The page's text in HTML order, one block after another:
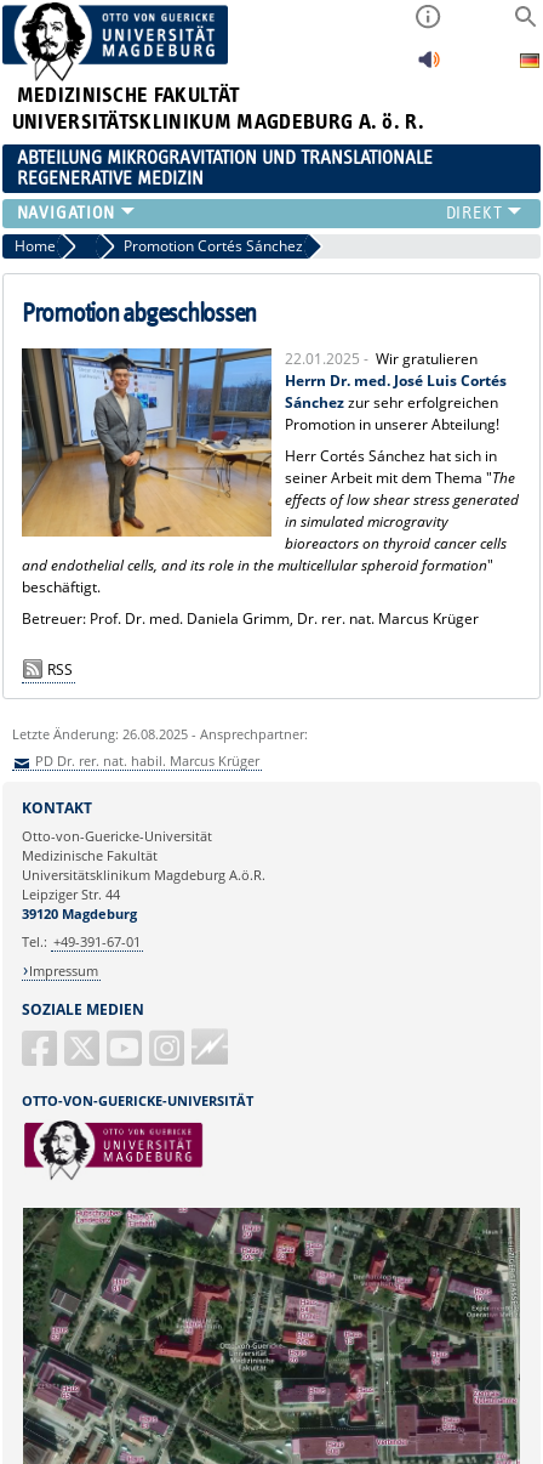
MEDIZINISCHE FAKULTÄT
UNIVERSITÄTSKLINIKUM MAGDEBURG A. ö. R.
ABTEILUNG MIKROGRAVITATION UND TRANSLATIONALE
REGENERATIVE MEDIZIN
FORSCHUNG
LEHRE
VERANSTALTUNGEN
TEAM
KOOPERATIONEN
KONTAKT
Home AktuellesPromotion Cortés Sánchez
Promotion abgeschlossen
22.01.2025 -Wir gratulieren
Herrn Dr. med. José Luis Cortés
Sánchezzur sehr erfolgreichen
Promotion in unserer Abteilung!
Herr Cortés Sánchez hat sich in
seiner Arbeit mit dem Thema "The
effects of low shear stress generated
in simulated microgravity
bioreactors on thyroid cancer cells
and endothelial cells, and its role in the multicellular spheroid formation"
beschäftigt.
Betreuer: Prof. Dr. med. Daniela Grimm, Dr. rer. nat. Marcus Krüger
RSS
Letzte Änderung: 26.08.2025 - Ansprechpartner:
PD Dr. rer. nat. habil. Marcus Krüger
Krüger
Ihre E-Mailadresse:
Ihr Anliegen:
Sicherheitsabfrage:
SOZIALE MEDIEN
Guericke
FM
OTTO-VON-GUERICKE-UNIVERSITÄT
KONTAKT
Otto-von-Guericke-Universität
Medizinische Fakultät
Universitätsklinikum Magdeburg A.ö.R.
Leipziger Str. 44
39120 Magdeburg
Tel.: +49-391-67-01
Impressum